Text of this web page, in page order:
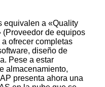
equivalen a «Quality
(Proveedor de equipos
ofrecer completas
diseño de
Pese a estar
almacenamiento,
presenta ahora una